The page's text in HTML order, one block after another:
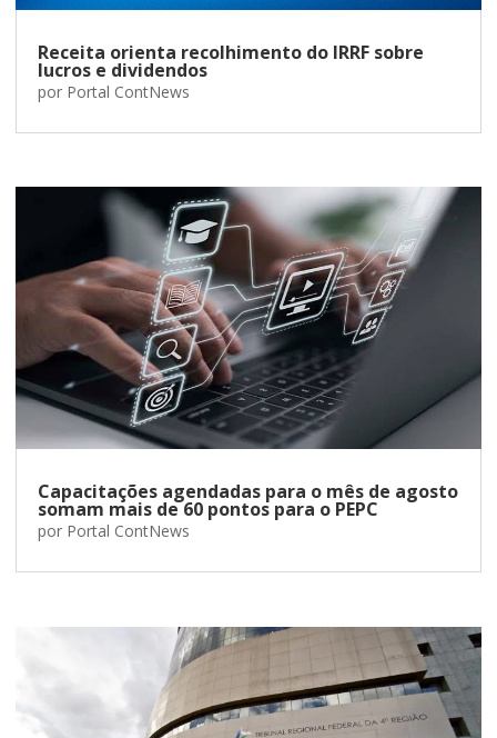
Receita orienta recolhimento do IRRF sobre
lucros e dividendos
por Portal ContNews
Capacitações agendadas para o mês de agosto
somam mais de 60 pontos para o PEPC
por Portal ContNews